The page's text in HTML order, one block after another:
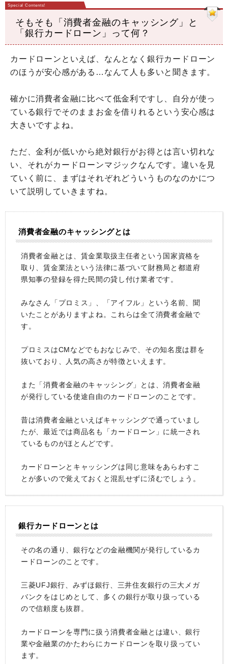
そもそも「消費者金融のキャッシング」と
「銀行カードローン」って何？
カードローンといえば、なんとなく銀行カードローン
のほうが安心感がある…なんて人も多いと聞きます。
確かに消費者金融に比べて低金利ですし、自分が使っ
ている銀行でそのままお金を借りれるという安心感は
大きいですよね。
ただ、金利が低いから絶対銀行がお得とは言い切れな
い、それがカードローンマジックなんです。違いを見
ていく前に、まずはそれぞれどういうものなのかにつ
いて説明していきますね。
消費者金融のキャッシングとは
消費者金融とは、賃金業取扱主任者という国家資格を
取り、賃金業法という法律に基づいて財務局と都道府
県知事の登録を得た民間の貸し付け業者です。
みなさん「プロミス」、「アイフル」という名前、聞
いたことがありますよね。これらは全て消費者金融で
す。
プロミスはCMなどでもおなじみで、その知名度は群を
抜いており、人気の高さが特徴といえます。
また「消費者金融のキャッシング」とは、消費者金融
が発行している使途自由のカードローンのことです。
昔は消費者金融といえばキャッシングで通っていまし
たが、最近では商品名も「カードローン」に統一され
ているものがほとんどです。
カードローンとキャッシングは同じ意味をあらわすこ
とが多いので覚えておくと混乱せずに済むでしょう。
銀行カードローンとは
その名の通り、銀行などの金融機関が発行しているカ
ードローンのことです。
三菱UFJ銀行、みずほ銀行、三井住友銀行の三大メガ
バンクをはじめとして、多くの銀行が取り扱っている
ので信頼度も抜群。
カードローンを専門に扱う消費者金融とは違い、銀行
業や金融業のかたわらにカードローンを取り扱ってい
ます。